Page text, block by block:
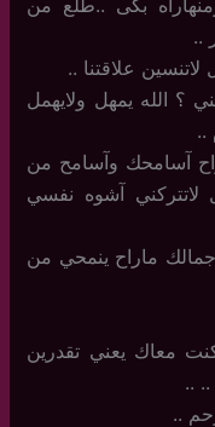
..
علاقتنا ..
الله يمهل ولايهمل
..
آسامحك وآسامح من
آشوه نفسي
جمالك ماراح ينمحي من
معاك يعني تقدرين
.. ..
..